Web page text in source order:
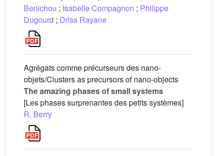
Benichou ; Isabelle Compagnon ; Philippe
Dugourd ; Driss Rayane
Agrégats comme précurseurs des nano-
objets/Clusters as precursors of nano-objects
The amazing phases of small systems
[Les phases surprenantes des petits systèmes]
R. Berry